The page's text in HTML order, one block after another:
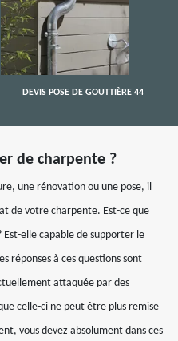
DEVIS POSE DE GOUTTIÈRE 44
de charpente ?
une rénovation ou une pose, il
de votre charpente. Est-ce que
elle capable de supporter le
réponses à ces questions sont
attaquée par des
celle-ci ne peut être plus remise
vous devez absolument dans ces